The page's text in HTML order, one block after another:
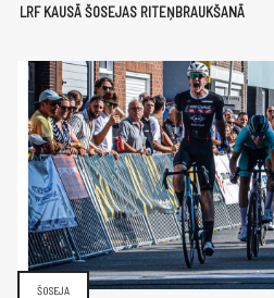
LRF KAUSĀ ŠOSEJAS RITEŅBRAUKŠANĀ
ŠOSEJA